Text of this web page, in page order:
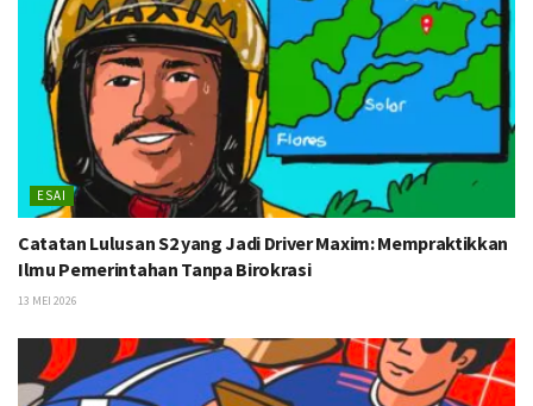
ESAI
Catatan Lulusan S2 yang Jadi Driver Maxim: Mempraktikkan
Ilmu Pemerintahan Tanpa Birokrasi
13 MEI 2026